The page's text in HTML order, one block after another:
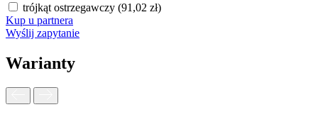
trójkąt ostrzegawczy (91,02 zł)
Kup u partnera
Wyślij zapytanie
Warianty